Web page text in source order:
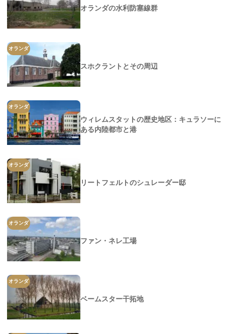
オランダの水利防塞線群
オランダ
スホクラントとその周辺
オランダ
ウィレムスタットの歴史地区：キュラソーに
ある内陸都市と港
オランダ
リートフェルトのシュレーダー邸
オランダ
ファン・ネレ工場
オランダ
ベームスター干拓地